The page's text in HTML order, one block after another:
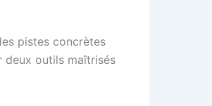
pistes concrètes
deux outils maîtrisés